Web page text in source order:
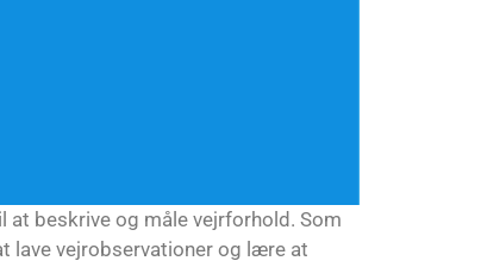
beskrive og måle vejrforhold. Som
lave vejrobservationer og lære at